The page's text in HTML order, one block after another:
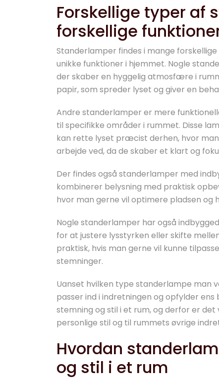
Forskellige typer af
forskellige
Standerlamper findes i mange
unikke funktioner i hjemmet. Nogle
der skaber en hyggelig atmosfære i
papir, som spreder lyset og giver en
Andre standerlamper er mere
til specifikke områder i rummet. Disse
kan rette lyset præcist derhen, hvor
arbejde ved, da de skaber et klart og
Der findes også standerlamper med
kombinerer belysning med praktisk
hvor man gerne vil optimere pladsen og
Nogle standerlamper har også
for at justere lysstyrken eller skifte
praktisk, hvis man gerne vil kunne
stemninger.
Uanset hvilken type standerlampe
passer ind i indretningen og opfylder
stemning og stil i et rum, og derfor er
personlige stil og til rummets øvrige
Hvordan
og stil i et rum